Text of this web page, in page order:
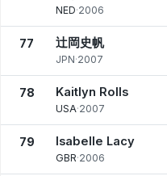
NED·2006
77 辻岡史帆
JPN·2007
78 Kaitlyn Rolls
USA·2007
79 Isabelle Lacy
GBR·2006